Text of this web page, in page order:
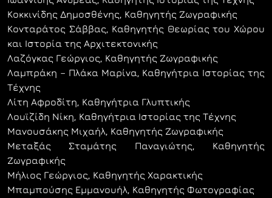
Κοκκινίδης Δημοσθένης, Καθηγητής Ζωγραφικής
Κονταράτος Σάββας, Καθηγητής Θεωρίας του Χώρου
και Ιστορία της Αρχιτεκτονικής
Λαζόγκας Γεώργιος, Καθηγητής Ζωγραφικής
Λαμπράκη – Πλάκα Μαρίνα, Καθηγήτρια Ιστορίας της
Τέχνης
Λίτη Αφροδίτη, Καθηγήτρια Γλυπτικής
Λουϊζίδη Νίκη, Καθηγήτρια Ιστορίας της Τέχνης
Μανουσάκης Μιχαήλ, Καθηγητής Ζωγραφικής
Μεταξάς Σταμάτης Παναγιώτης, Καθηγητής
Ζωγραφικής
Μήλιος Γεώργιος, Καθηγητής Χαρακτικής
Μπαμπούσης Εμμανουήλ, Καθηγητής Φωτογραφίας